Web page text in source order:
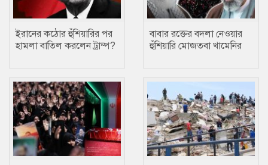
ইরানের কঠোর হুঁশিয়ারির পর
হামলা বাতিল করলেন ট্রাম্প?
বাবার রক্তের বদলা নেওয়ার
হুঁশিয়ারি মোজতবা খামেনির